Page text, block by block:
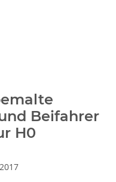
Beifahrer
H0